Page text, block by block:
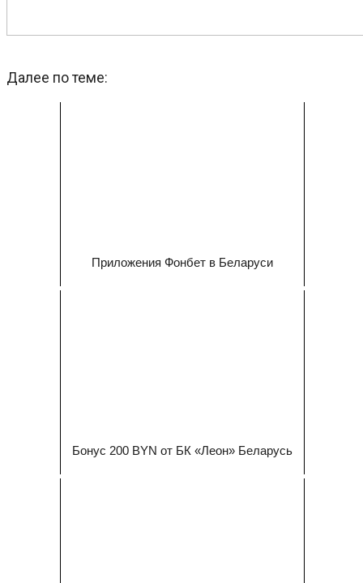
Далее по теме:
Приложения Фонбет в Беларуси
Бонус 200 BYN от БК «Леон» Беларусь